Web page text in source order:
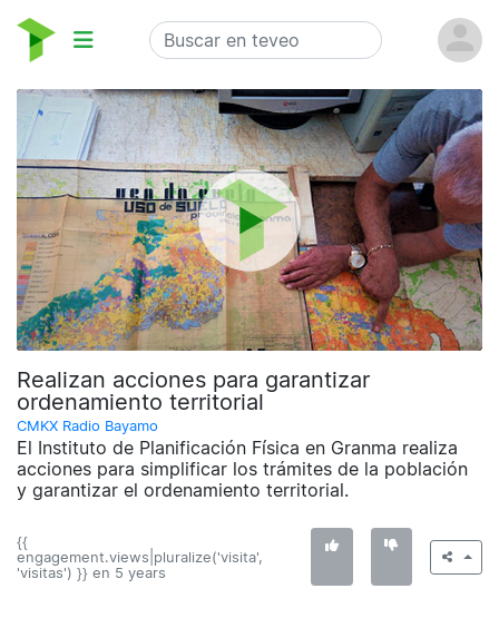
Realizan acciones para garantizar
ordenamiento territorial
CMKX Radio Bayamo
El Instituto de Planificación Física en Granma realiza
acciones para simplificar los trámites de la población
y garantizar el ordenamiento territorial.
{{
engagement.views|pluralize('visita',
'visitas') }} en 5 years